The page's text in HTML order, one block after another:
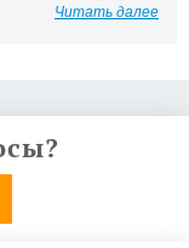
Читать далее